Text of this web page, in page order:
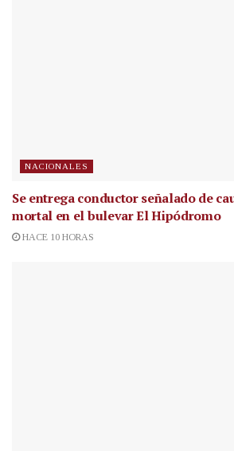
NACIONALES
Se entrega conductor señalado de
mortal en el bulevar El Hipódromo
HACE 10 HORAS